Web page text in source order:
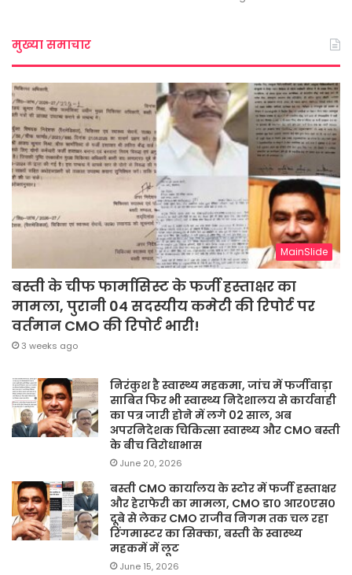
मुख्या समाचार
MainSlide
बस्ती के चीफ फार्मासिस्ट के फर्जी हस्ताक्षर का
मामला, पुरानी 04 सदस्यीय कमेटी की रिपोर्ट पर
वर्तमान CMO की रिपोर्ट भारी!
3 weeks ago
निरंकुश है स्वास्थ्य महकमा, जांच में फर्जीवाड़ा
साबित फिर भी स्वास्थ्य निदेशालय से कार्यवाही
का पत्र जारी होने में लगे 02 साल, अब
अपरनिदेशक चिकित्सा स्वास्थ्य और CMO बस्ती
के बीच विरोधाभास
June 20, 2026
बस्ती CMO कार्यालय के स्टोर में फर्जी हस्ताक्षर
और हेराफेरी का मामला, CMO डा० आर०एस०
दूबे से लेकर CMO राजीव निगम तक चल रहा
रिंगमास्टर का सिक्का, बस्ती के स्वास्थ्य
महकमें में लूट
June 15, 2026